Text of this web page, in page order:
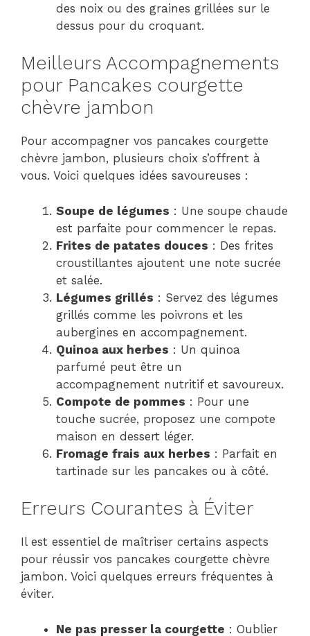
des noix ou des graines grillées sur le
dessus pour du croquant.
Meilleurs Accompagnements
pour Pancakes courgette
chèvre jambon
Pour accompagner vos pancakes courgette
chèvre jambon, plusieurs choix s’offrent à
vous. Voici quelques idées savoureuses :
Soupe de légumes : Une soupe chaude
est parfaite pour commencer le repas.
Frites de patates douces : Des frites
croustillantes ajoutent une note sucrée
et salée.
Légumes grillés : Servez des légumes
grillés comme les poivrons et les
aubergines en accompagnement.
Quinoa aux herbes : Un quinoa
parfumé peut être un
accompagnement nutritif et savoureux.
Compote de pommes : Pour une
touche sucrée, proposez une compote
maison en dessert léger.
Fromage frais aux herbes : Parfait en
tartinade sur les pancakes ou à côté.
Erreurs Courantes à Éviter
Il est essentiel de maîtriser certains aspects
pour réussir vos pancakes courgette chèvre
jambon. Voici quelques erreurs fréquentes à
éviter.
Ne pas presser la courgette : Oublier